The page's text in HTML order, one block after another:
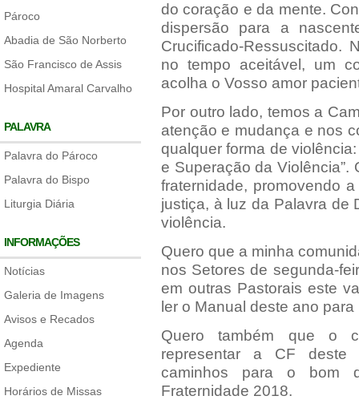
Pároco
Abadia de São Norberto
São Francisco de Assis
Hospital Amaral Carvalho
PALAVRA
Palavra do Pároco
Palavra do Bispo
Liturgia Diária
INFORMAÇÕES
Notícias
Galeria de Imagens
Avisos e Recados
Agenda
Expediente
Horários de Missas
do coração e da mente.
dispersão para a
Crucificado-Ressuscitado.
no tempo aceitável, um
acolha o Vosso amor
Por outro lado, temos a
atenção e mudança e nos
qualquer forma de
e Superação da
fraternidade, promovendo
justiça, à luz da Palavra de
violência.
Quero que a minha
nos Setores de segunda-
em outras Pastorais este
ler o Manual deste ano
Quero também que o
representar a CF deste
caminhos para o bom
Fraternidade 2018.